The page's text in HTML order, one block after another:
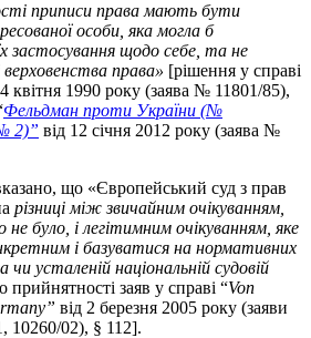
приписи права мають бути
особи, яка могла б
застосування щодо себе, та не
права» [рішення у справі
квітня 1990 року (заява № 11801/85),
Фельдман проти України (№
2)” від 12 січня 2012 року (заява №
що «Європейський суд з прав
різниці між звичайним очікуванням,
не було, і легітимним очікуванням, яке
і базуватися на нормативних
усталеній національній судовій
прийнятності заяв у справі “Von
від 2 березня 2005 року (заяви
02), § 112].